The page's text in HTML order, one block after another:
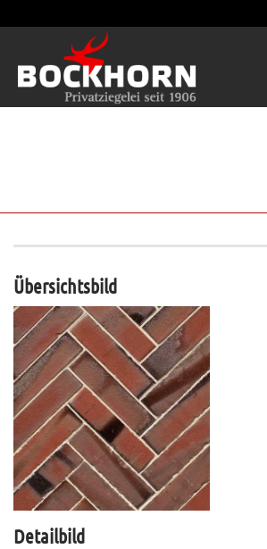
Übersichtsbild
Detailbild